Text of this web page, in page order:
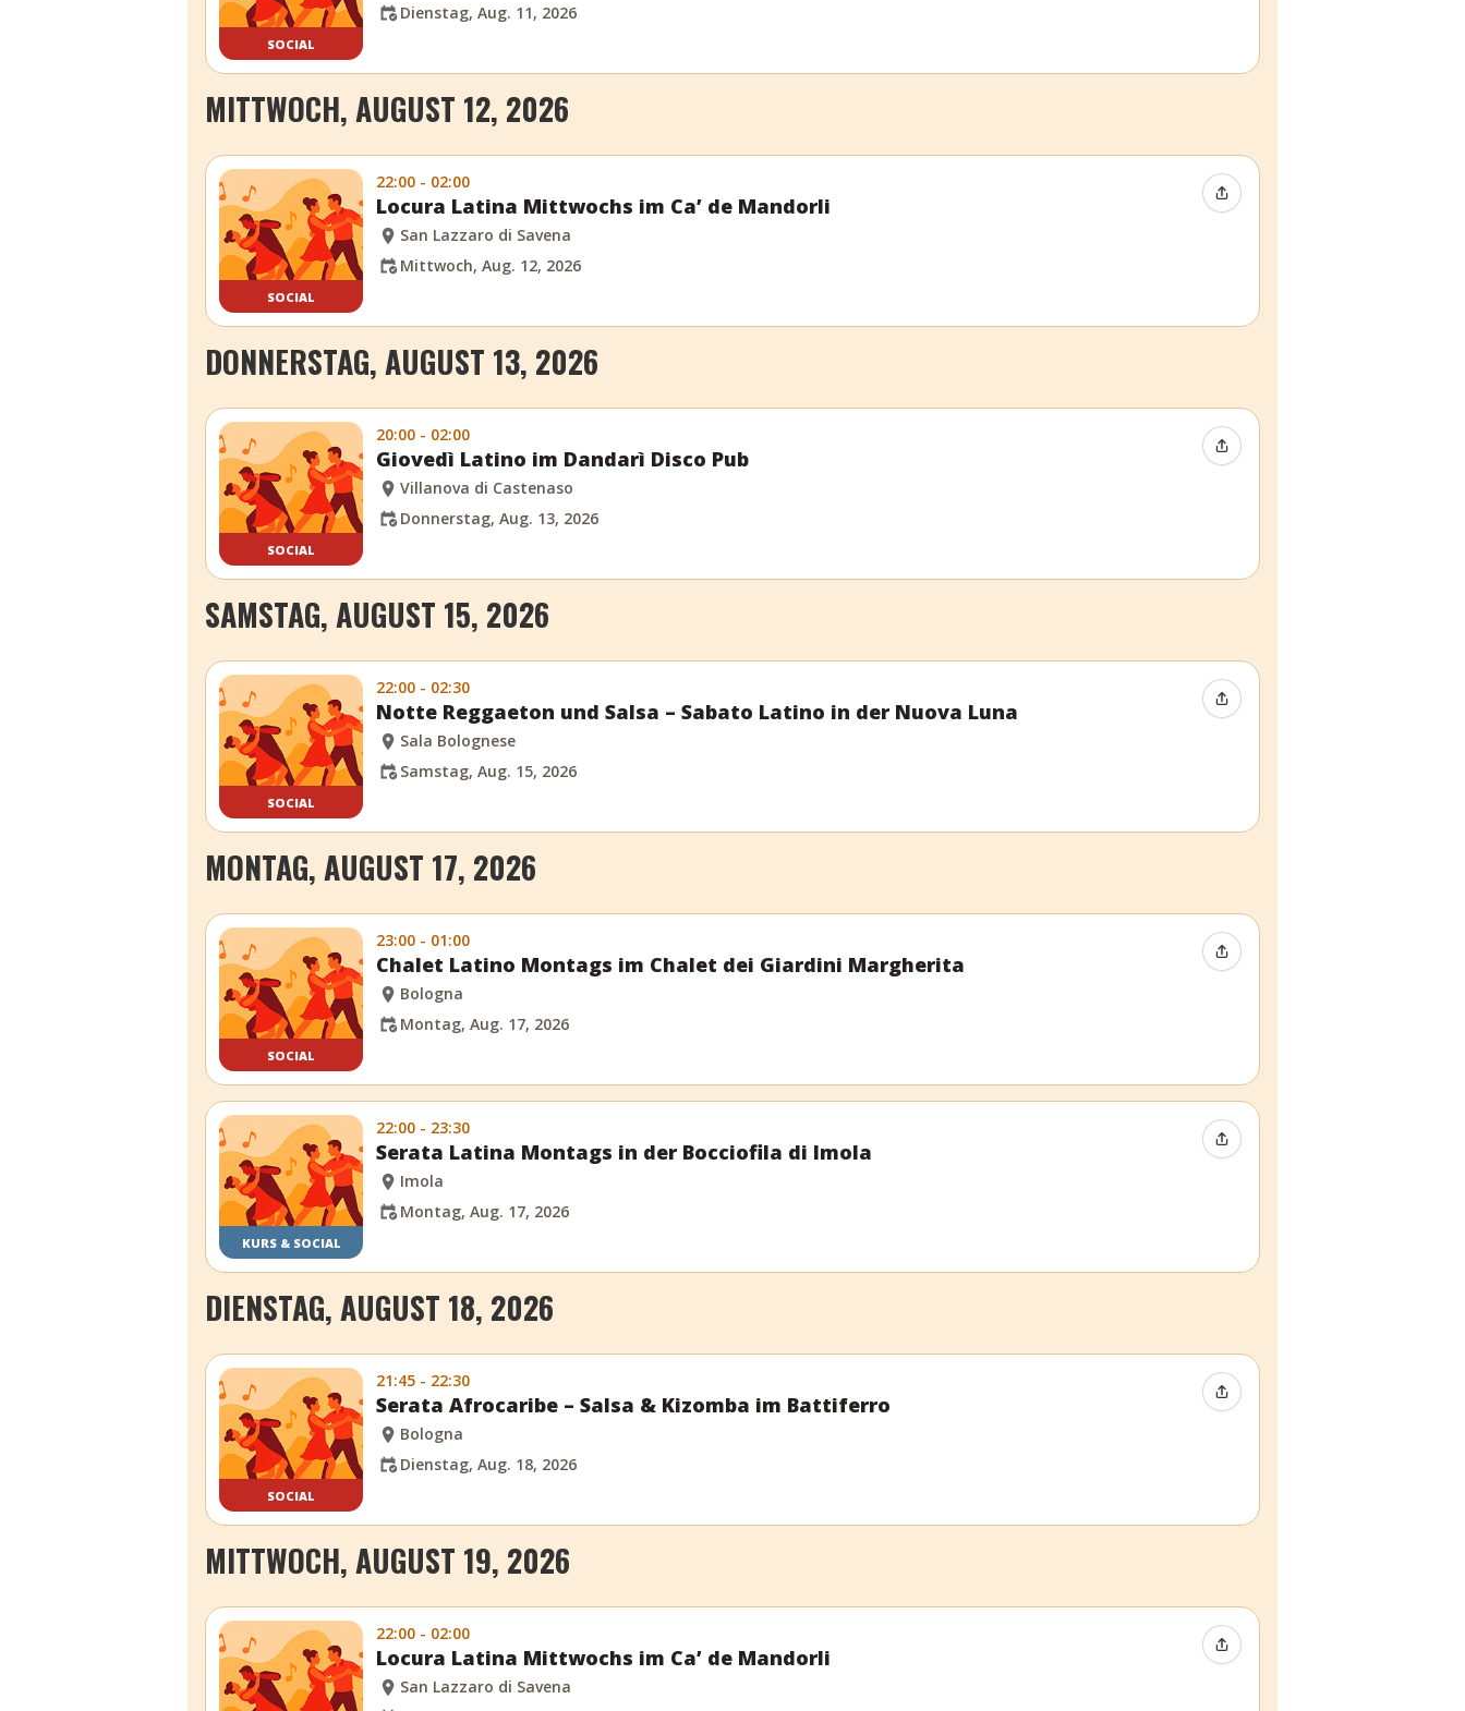
SOCIAL
Dienstag, Aug. 11, 2026
MITTWOCH, AUGUST 12, 2026
SOCIAL
22:00 - 02:00
Locura Latina Mittwochs im Ca’ de Mandorli
San Lazzaro di Savena
Mittwoch, Aug. 12, 2026
Event teilen
DONNERSTAG, AUGUST 13, 2026
SOCIAL
20:00 - 02:00
Giovedì Latino im Dandarì Disco Pub
Villanova di Castenaso
Donnerstag, Aug. 13, 2026
Event teilen
SAMSTAG, AUGUST 15, 2026
SOCIAL
22:00 - 02:30
Notte Reggaeton und Salsa – Sabato Latino in der Nuova Luna
Sala Bolognese
Samstag, Aug. 15, 2026
Event teilen
MONTAG, AUGUST 17, 2026
SOCIAL
23:00 - 01:00
Chalet Latino Montags im Chalet dei Giardini Margherita
Bologna
Montag, Aug. 17, 2026
Event teilen
KURS & SOCIAL
22:00 - 23:30
Serata Latina Montags in der Bocciofila di Imola
Imola
Montag, Aug. 17, 2026
Event teilen
DIENSTAG, AUGUST 18, 2026
SOCIAL
21:45 - 22:30
Serata Afrocaribe – Salsa & Kizomba im Battiferro
Bologna
Dienstag, Aug. 18, 2026
Event teilen
MITTWOCH, AUGUST 19, 2026
22:00 - 02:00
Locura Latina Mittwochs im Ca’ de Mandorli
San Lazzaro di Savena
Event teilen